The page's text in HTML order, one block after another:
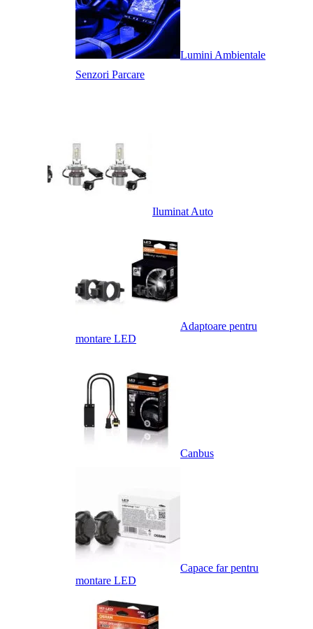
Lumini Ambientale
Senzori Parcare
Iluminat Auto
Adaptoare pentru
montare LED
Canbus
Capace far pentru
montare LED